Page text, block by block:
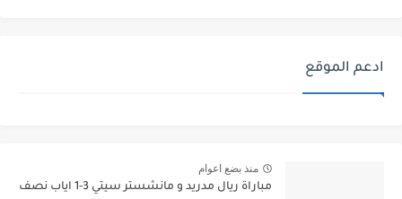
ادعم الموقع
منذ بضع اعوام
مباراة ريال مدريد و مانشستر سيتي 3-1 اياب نصف